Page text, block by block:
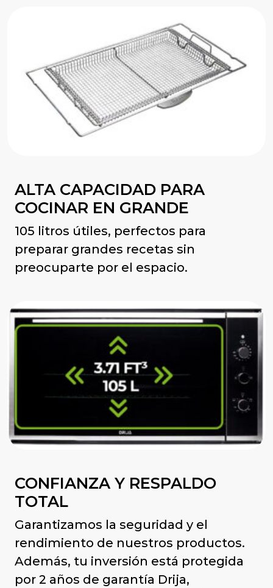
ALTA CAPACIDAD PARA
COCINAR EN GRANDE
105 litros útiles, perfectos para
preparar grandes recetas sin
preocuparte por el espacio.
CONFIANZA Y RESPALDO
TOTAL
Garantizamos la seguridad y el
rendimiento de nuestros productos.
Además, tu inversión está protegida
por 2 años de garantía Drija,